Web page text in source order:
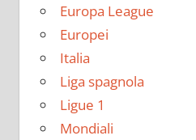
Europa League
Europei
Italia
Liga spagnola
Ligue 1
Mondiali